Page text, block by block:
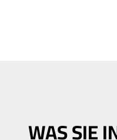
WAS SIE